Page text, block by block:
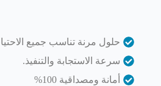
حلول مرنة تناسب جميع
سرعة الاستجابة والتنفيذ.
أمانة ومصداقية 100%